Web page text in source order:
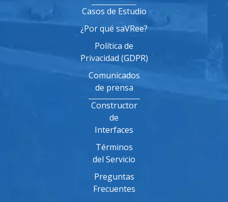
Casos de Estudio
¿Por qué saVRee?
Política de
Privacidad (GDPR)
Comunicados
de prensa
Constructor
de
Interfaces
Términos
del Servicio
Preguntas
Frecuentes